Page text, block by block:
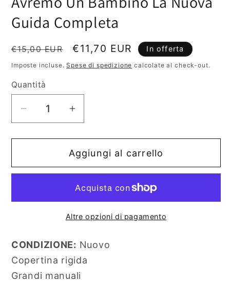
finestra
modale
Guida Completa
Prezzo
di
€15,00 EUR
Prezzo
scontato
€11,70 EUR In offerta
Imposte incluse.Spese di spedizione calcolate al check-out.
Quantità
Diminuisci
per
Un
Aumenta
per
Avremo
Un
La
Guida
Aggiungi al carrello
Altre opzioni di pagamento
CONDIZIONE: Nuovo
Copertina rigida
Grandi manuali